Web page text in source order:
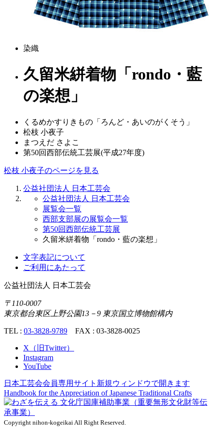
染織
久留米絣着物「rondo・藍
の楽想」
くるめかすりきもの「ろんど・あいのがくそう」
松枝 小夜子
まつえだ さよこ
第50回西部伝統工芸展(平成27年度)
松枝 小夜子のページを見る
公益社団法人 日本工芸会
公益社団法人 日本工芸会
展覧会一覧
西部支部展の展覧会一覧
第50回西部伝統工芸展
久留米絣着物「rondo・藍の楽想」
文字表記について
ご利用にあたって
公益社団法人 日本工芸会
〒110-0007
東京都台東区上野公園13－9 東京国立博物館構内
TEL : 03-3828-9789 FAX : 03-3828-0025
X（旧Twitter）
Instagram
YouTube
日本工芸会会員専用サイト 新規ウィンドウで開きます
Handbook for the Appreciation ofJapanese Traditional Crafts
Copyright nihon-kogeikai All Right Reserved.